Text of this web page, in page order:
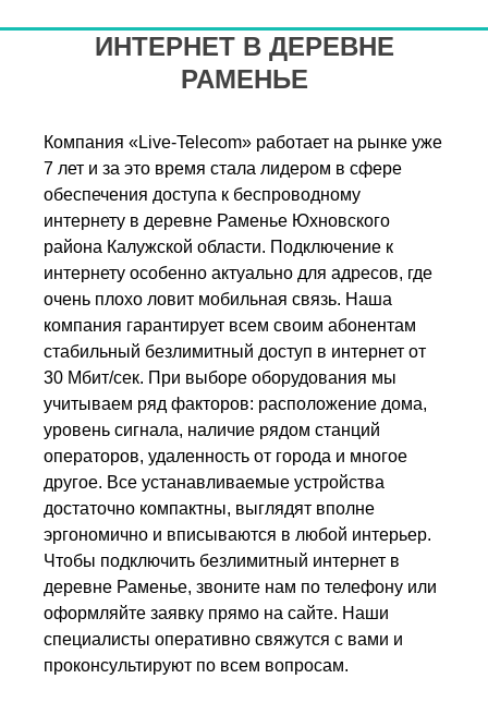
ИНТЕРНЕТ В ДЕРЕВНЕ
РАМЕНЬЕ
Компания «Live-Telecom» работает на рынке уже
7 лет и за это время стала лидером в сфере
обеспечения доступа к беспроводному
интернету в деревне Раменье Юхновского
района Калужской области. Подключение к
интернету особенно актуально для адресов, где
очень плохо ловит мобильная связь. Наша
компания гарантирует всем своим абонентам
стабильный безлимитный доступ в интернет от
30 Мбит/сек. При выборе оборудования мы
учитываем ряд факторов: расположение дома,
уровень сигнала, наличие рядом станций
операторов, удаленность от города и многое
другое. Все устанавливаемые устройства
достаточно компактны, выглядят вполне
эргономично и вписываются в любой интерьер.
Чтобы подключить безлимитный интернет в
деревне Раменье, звоните нам по телефону или
оформляйте заявку прямо на сайте. Наши
специалисты оперативно свяжутся с вами и
проконсультируют по всем вопросам.